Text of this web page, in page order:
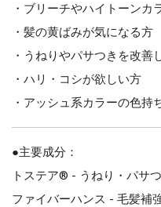
・ブリーチやハイトーンカ
・髪の黄ばみが気になる方
・うねりやパサつきを改善
・ハリ・コシが欲しい方
・アッシュ系カラーの色持
●主要成分：
トステア® - うねり・パサ
ファイバーハンス - 毛髪補